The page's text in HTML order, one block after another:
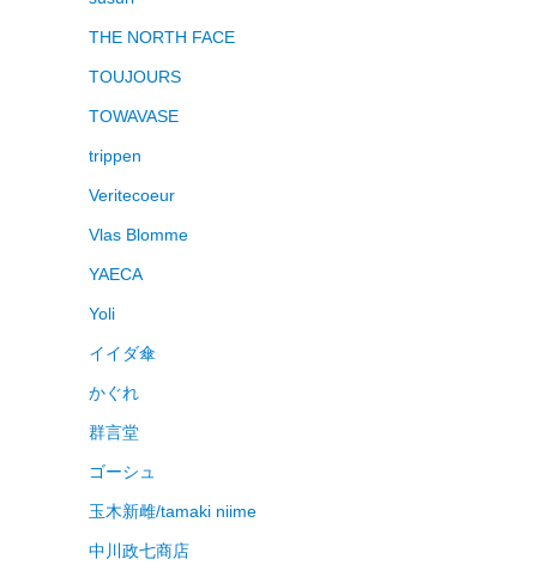
THE NORTH FACE
TOUJOURS
TOWAVASE
trippen
Veritecoeur
Vlas Blomme
YAECA
Yoli
イイダ傘
かぐれ
群言堂
ゴーシュ
玉木新雌/tamaki niime
中川政七商店